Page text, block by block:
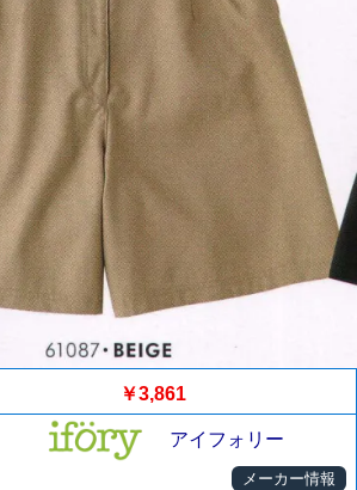
￥3,861
アイフォリー
メーカー情報